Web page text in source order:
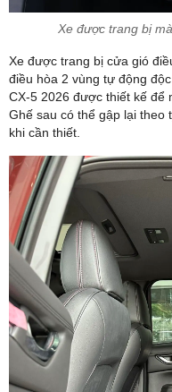
Xe được trang bị
Xe được trang bị cửa gió
điều hòa 2 vùng tự động
CX-5 2026 được thiết kế để
Ghế sau có thể gập lại theo
khi cần thiết.